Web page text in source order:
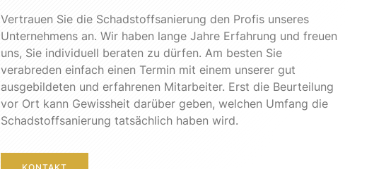
Vertrauen Sie die Schadstoffsanierung den Profis unseres
Unternehmens an. Wir haben lange Jahre Erfahrung und freuen
uns, Sie individuell beraten zu dürfen. Am besten Sie
verabreden einfach einen Termin mit einem unserer gut
ausgebildeten und erfahrenen Mitarbeiter. Erst die Beurteilung
vor Ort kann Gewissheit darüber geben, welchen Umfang die
Schadstoffsanierung tatsächlich haben wird.